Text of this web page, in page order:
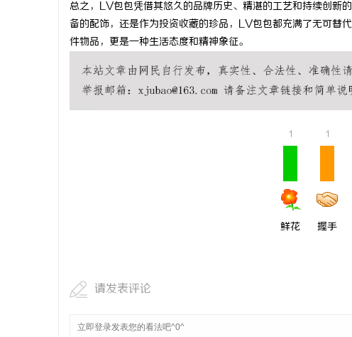
总之，LV包包凭借其悠久的品牌历史、精湛的工艺和持续创新
备的配饰，还是作为投资收藏的珍品，LV包包都充满了无可替
件物品，更是一种生活态度和精神象征。
1
鲜花
1
握手
请发表评论